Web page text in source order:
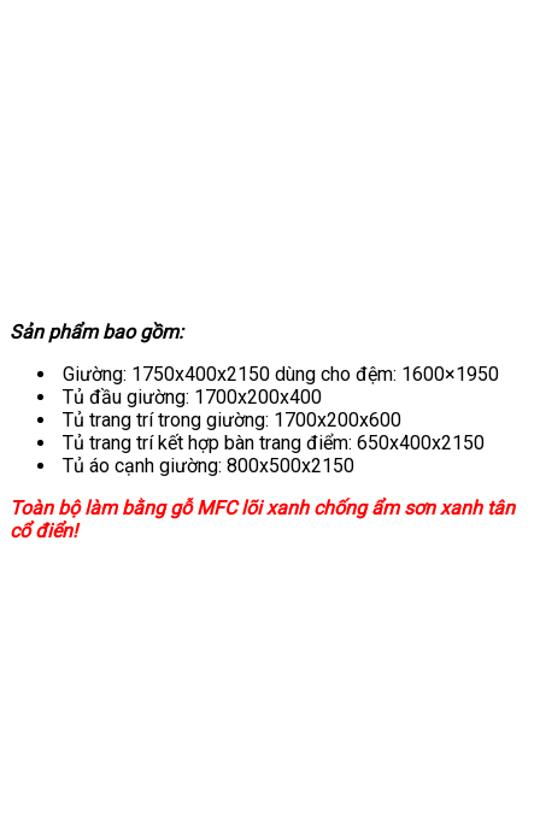
Sản phẩm bao gồm:
Giường: 1750x400x2150 dùng cho đệm: 1600×1950
Tủ đầu giường: 1700x200x400
Tủ trang trí trong giường: 1700x200x600
Tủ trang trí kết hợp bàn trang điểm: 650x400x2150
Tủ áo cạnh giường: 800x500x2150
Toàn bộ làm bằng gỗ MFC lõi xanh chống ẩm sơn xanh tân
cổ điển!